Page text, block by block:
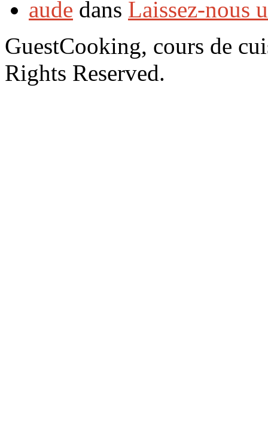
aude dans Laissez-nous
GuestCooking, cours de
Rights Reserved.